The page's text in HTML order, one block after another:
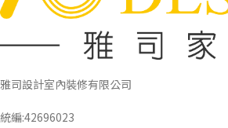
雅司設計室內裝修有限公司
統編:42696023